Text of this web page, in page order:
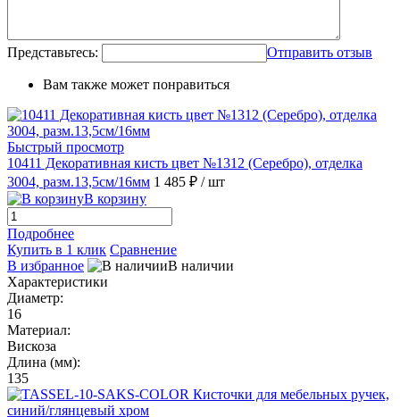
Представьтесь: Отправить отзыв
Вам также может понравиться
Быстрый просмотр
10411 Декоративная кисть цвет №1312 (Серебро), отделка
3004, разм.13,5см/16мм 1 485 ₽ / шт
В корзину
Подробнее
Купить в 1 клик Сравнение
В избранное
В наличии
Характеристики
Диаметр:
16
Материал:
Вискоза
Длина (мм):
135